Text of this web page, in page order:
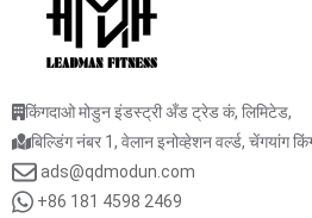
किंगदाओ मोडुन इंडस्ट्री अँड ट्रेड कं, लिमिटेड,
बिल्डिंग नंबर 1, वेलान इनोव्हेशन वर्ल्ड, चेंगयांग
ads@qdmodun.com
+86 181 4598 2469